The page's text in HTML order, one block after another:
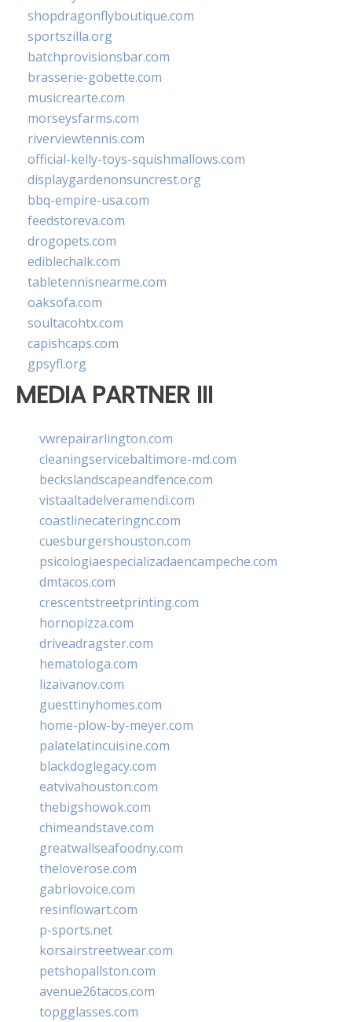
shopdragonflyboutique.com
sportszilla.org
batchprovisionsbar.com
brasserie-gobette.com
musicrearte.com
morseysfarms.com
riverviewtennis.com
official-kelly-toys-squishmallows.com
displaygardenonsuncrest.org
bbq-empire-usa.com
feedstoreva.com
drogopets.com
ediblechalk.com
tabletennisnearme.com
oaksofa.com
soultacohtx.com
capishcaps.com
gpsyfl.org
MEDIA PARTNER III
vwrepairarlington.com
cleaningservicebaltimore-md.com
beckslandscapeandfence.com
vistaaltadelveramendi.com
coastlinecateringnc.com
cuesburgershouston.com
psicologiaespecializadaencampeche.com
dmtacos.com
crescentstreetprinting.com
hornopizza.com
driveadragster.com
hematologa.com
lizaivanov.com
guesttinyhomes.com
home-plow-by-meyer.com
palatelatincuisine.com
blackdoglegacy.com
eatvivahouston.com
thebigshowok.com
chimeandstave.com
greatwallseafoodny.com
theloverose.com
gabriovoice.com
resinflowart.com
p-sports.net
korsairstreetwear.com
petshopallston.com
avenue26tacos.com
topgglasses.com